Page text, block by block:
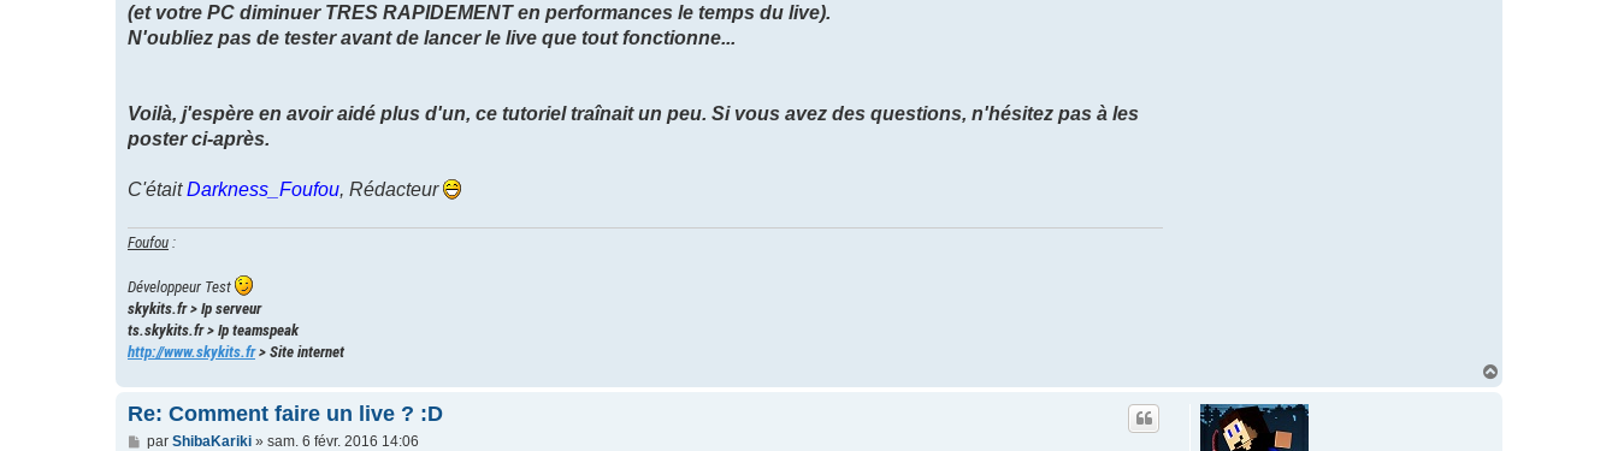
(et votre PC diminuer TRES RAPIDEMENT en performances le temps du live).
N'oubliez pas de tester avant de lancer le live que tout fonctionne...
Voilà, j'espère en avoir aidé plus d'un, ce tutoriel traînait un peu. Si vous avez des questions, n'hésitez pas à les
poster ci-après.
C'étaitDarkness_Foufou, Rédacteur
Foufou :
Développeur Test
skykits.fr > Ip serveur
ts.skykits.fr > Ip teamspeak
http://www.skykits.fr> Site internet
Re: Comment faire un live ? :D
M
par ShibaKariki» sam. 6 févr. 2016 14:06